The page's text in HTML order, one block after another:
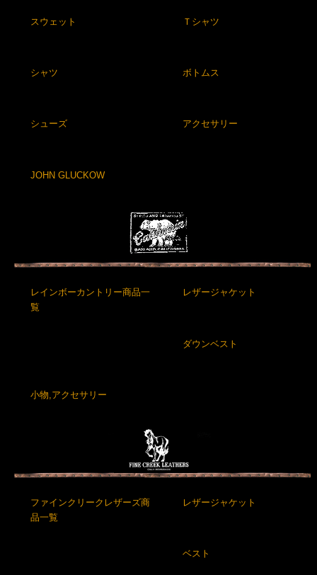
スウェット Ｔシャツ
シャツ ボトムス
シューズ アクセサリー
JOHN GLUCKOW
レインボーカントリー商品一
覧
レザージャケット
ダウンベスト
小物,アクセサリー
ファインクリークレザーズ商
品一覧
レザージャケット
ベスト